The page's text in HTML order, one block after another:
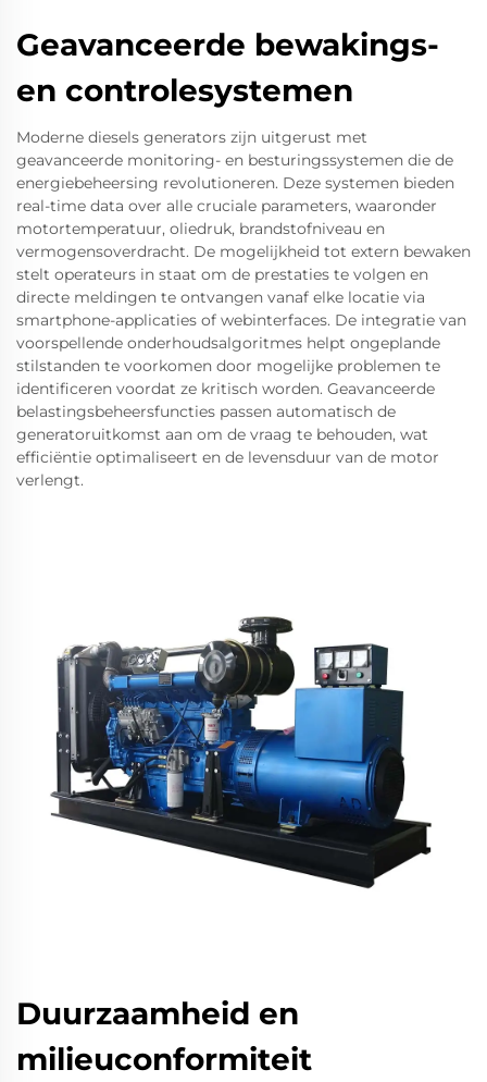
Geavanceerde bewakings-
en controlesystemen
Moderne diesels generators zijn uitgerust met
geavanceerde monitoring- en besturingssystemen die de
energiebeheersing revolutioneren. Deze systemen bieden
real-time data over alle cruciale parameters, waaronder
motortemperatuur, oliedruk, brandstofniveau en
vermogensoverdracht. De mogelijkheid tot extern bewaken
stelt operateurs in staat om de prestaties te volgen en
directe meldingen te ontvangen vanaf elke locatie via
smartphone-applicaties of webinterfaces. De integratie van
voorspellende onderhoudsalgoritmes helpt ongeplande
stilstanden te voorkomen door mogelijke problemen te
identificeren voordat ze kritisch worden. Geavanceerde
belastingsbeheersfuncties passen automatisch de
generatoruitkomst aan om de vraag te behouden, wat
efficiëntie optimaliseert en de levensduur van de motor
verlengt.
Duurzaamheid en
milieuconformiteit